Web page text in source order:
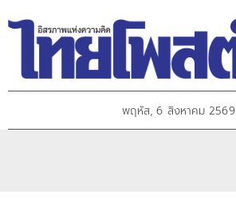
พฤหัส, 6 สิงหาคม 2569